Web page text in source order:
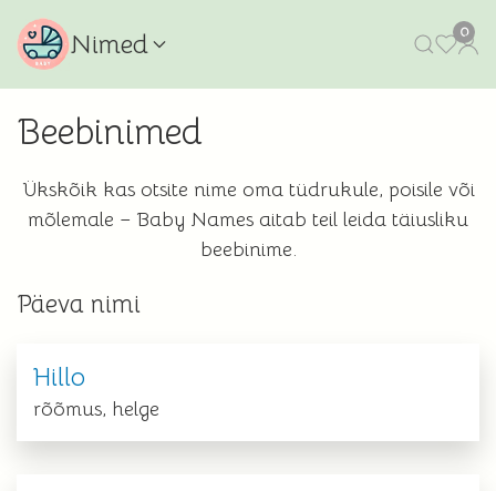
Nimed 0
Beebinimed
Ükskõik kas otsite nime oma tüdrukule, poisile või
mõlemale – Baby Names aitab teil leida täiusliku
beebinime.
Päeva nimi
Hillo
rõõmus, helge